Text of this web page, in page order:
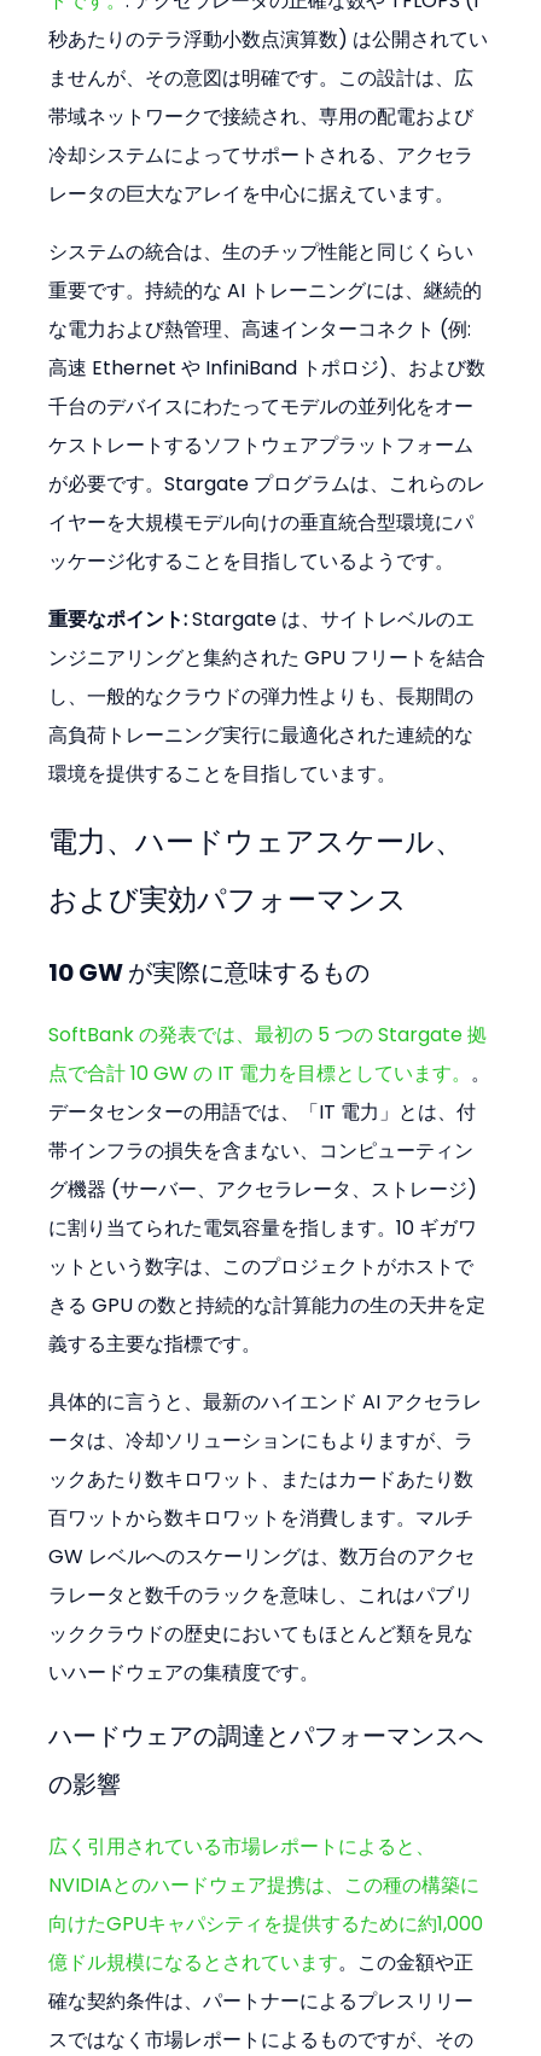
秒あたりのテラ浮動小数点演算数) は公開されてい
ませんが、その意図は明確です。この設計は、広
帯域ネットワークで接続され、専用の配電および
冷却システムによってサポートされる、アクセラ
レータの巨大なアレイを中心に据えています。
システムの統合は、生のチップ性能と同じくらい
重要です。持続的な AI トレーニングには、継続的
な電力および熱管理、高速インターコネクト (例:
高速 Ethernet や InfiniBand トポロジ)、および数
千台のデバイスにわたってモデルの並列化をオー
ケストレートするソフトウェアプラットフォーム
が必要です。Stargate プログラムは、これらのレ
イヤーを大規模モデル向けの垂直統合型環境にパ
ッケージ化することを目指しているようです。
重要なポイント: Stargate は、サイトレベルのエ
ンジニアリングと集約された GPU フリートを結合
し、一般的なクラウドの弾力性よりも、長期間の
高負荷トレーニング実行に最適化された連続的な
環境を提供することを目指しています。
電力、ハードウェアスケール、
および実効パフォーマンス
10 GW が実際に意味するもの
SoftBank の発表では、最初の 5 つの Stargate 拠
点で合計 10 GW の IT 電力を目標としています。 。
データセンターの用語では、「IT 電力」とは、付
帯インフラの損失を含まない、コンピューティン
グ機器 (サーバー、アクセラレータ、ストレージ)
に割り当てられた電気容量を指します。10 ギガワ
ットという数字は、このプロジェクトがホストで
きる GPU の数と持続的な計算能力の生の天井を定
義する主要な指標です。
具体的に言うと、最新のハイエンド AI アクセラレ
ータは、冷却ソリューションにもよりますが、ラ
ックあたり数キロワット、またはカードあたり数
百ワットから数キロワットを消費します。マルチ
GW レベルへのスケーリングは、数万台のアクセ
ラレータと数千のラックを意味し、これはパブリ
ッククラウドの歴史においてもほとんど類を見な
いハードウェアの集積度です。
ハードウェアの調達とパフォーマンスへ
の影響
広く引用されている市場レポートによると、
NVIDIAとのハードウェア提携は、この種の構築に
向けたGPUキャパシティを提供するために約1,000
億ドル規模になるとされています。この金額や正
確な契約条件は、パートナーによるプレスリリー
スではなく市場レポートによるものですが、その